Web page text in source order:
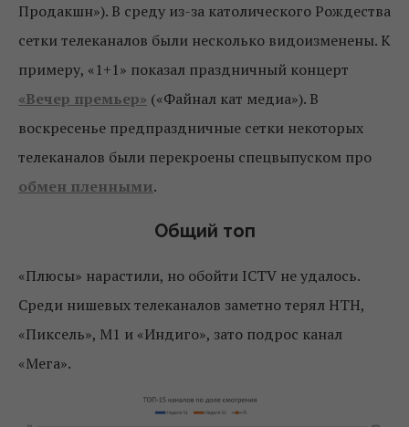
Продакшн»). В среду из-за католического Рождества
сетки телеканалов были несколько видоизменены. К
примеру, «1+1» показал праздничный концерт
«Вечер премьер» («Файнал кат медиа»). В
воскресенье предпраздничные сетки некоторых
телеканалов были перекроены спецвыпуском про
обмен пленными.
Общий топ
«Плюсы» нарастили, но обойти ICTV не удалось.
Среди нишевых телеканалов заметно терял НТН,
«Пиксель», М1 и «Индиго», зато подрос канал
«Мега».